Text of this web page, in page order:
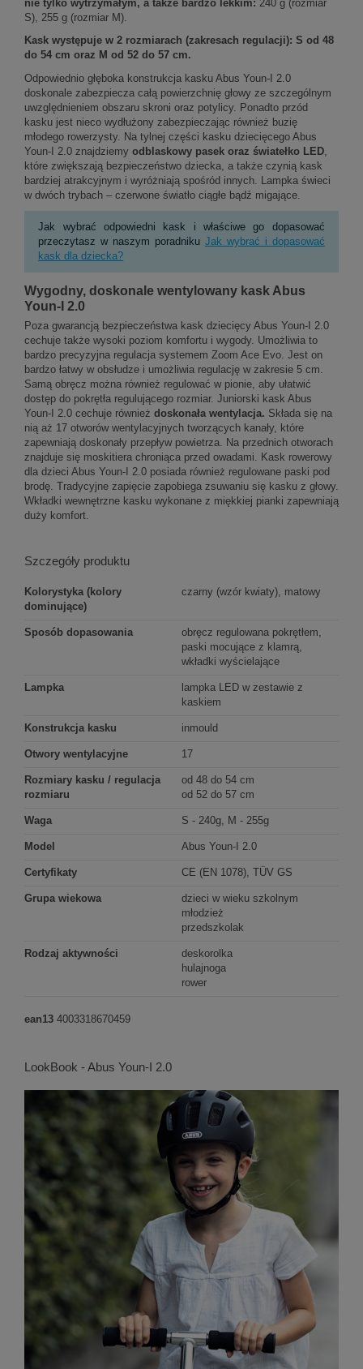
nie tylko wytrzymałym, a także bardzo lekkim: 240 g (rozmiar
S), 255 g (rozmiar M).
Kask występuje w 2 rozmiarach (zakresach regulacji): S od 48
do 54 cm oraz M od 52 do 57 cm.
Odpowiednio głęboka konstrukcja kasku Abus Youn-I 2.0
doskonale zabezpiecza całą powierzchnię głowy ze szczególnym
uwzględnieniem obszaru skroni oraz potylicy. Ponadto przód
kasku jest nieco wydłużony zabezpieczając również buzię
młodego rowerzysty. Na tylnej części kasku dziecięcego Abus
Youn-I 2.0 znajdziemy odblaskowy pasek oraz światełko LED
które zwiększają bezpieczeństwo dziecka, a także czynią kask
bardziej atrakcyjnym i wyróżniają spośród innych. Lampka świeci
w dwóch trybach – czerwone światło ciągłe bądź migające.
Jak wybrać odpowiedni kask i właściwe go dopasować
przeczytasz w naszym poradniku Jak wybrać i dopasować
kask dla dziecka?
Wygodny, doskonale wentylowany kask Abus
Youn-I 2.0
Poza gwarancją bezpieczeństwa kask dziecięcy Abus Youn-I 2.0
cechuje także wysoki poziom komfortu i wygody. Umożliwia to
bardzo precyzyjna regulacja systemem Zoom Ace Evo. Jest on
bardzo łatwy w obsłudze i umożliwia regulację w zakresie 5 cm.
Samą obręcz można również regulować w pionie, aby ułatwić
dostęp do pokrętła regulującego rozmiar. Juniorski kask Abus
Youn-I 2.0 cechuje również doskonała wentylacja. Składa się na
nią aż 17 otworów wentylacyjnych tworzących kanały, które
zapewniają doskonały przepływ powietrza. Na przednich otworach
znajduje się moskitiera chroniąca przed owadami. Kask rowerowy
dla dzieci Abus Youn-I 2.0 posiada również regulowane paski pod
brodę. Tradycyjne zapięcie zapobiega zsuwaniu się kasku z głowy.
Wkładki wewnętrzne kasku wykonane z miękkiej pianki zapewniają
duży komfort.
Szczegóły produktu
Kolorystyka (kolory
dominujące)
czarny (wzór kwiaty), matowy
Sposób dopasowania
obręcz regulowana pokrętłem,
paski mocujące z klamrą,
wkładki wyścielające
Lampka
lampka LED w zestawie z
kaskiem
Konstrukcja kasku inmould
Otwory wentylacyjne 17
Rozmiary kasku / regulacja
rozmiaru
od 48 do 54 cm
od 52 do 57 cm
Waga S - 240g, M - 255g
Model Abus Youn-I 2.0
Certyfikaty CE (EN 1078), TÜV GS
Grupa wiekowa
dzieci w wieku szkolnym
młodzież
przedszkolak
Rodzaj aktywności
deskorolka
hulajnoga
rower
ean13 4003318670459
LookBook - Abus Youn-I 2.0